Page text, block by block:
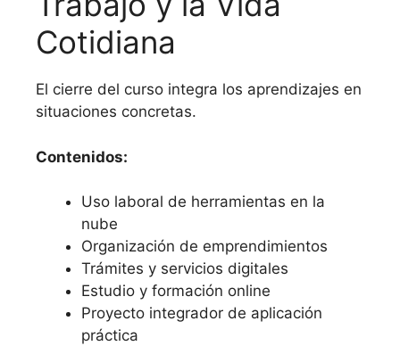
Cotidiana
El cierre del curso integra los aprendizajes en
situaciones concretas.
Contenidos:
Uso laboral de herramientas en la
nube
Organización de emprendimientos
Trámites y servicios digitales
Estudio y formación online
Proyecto integrador de aplicación
práctica